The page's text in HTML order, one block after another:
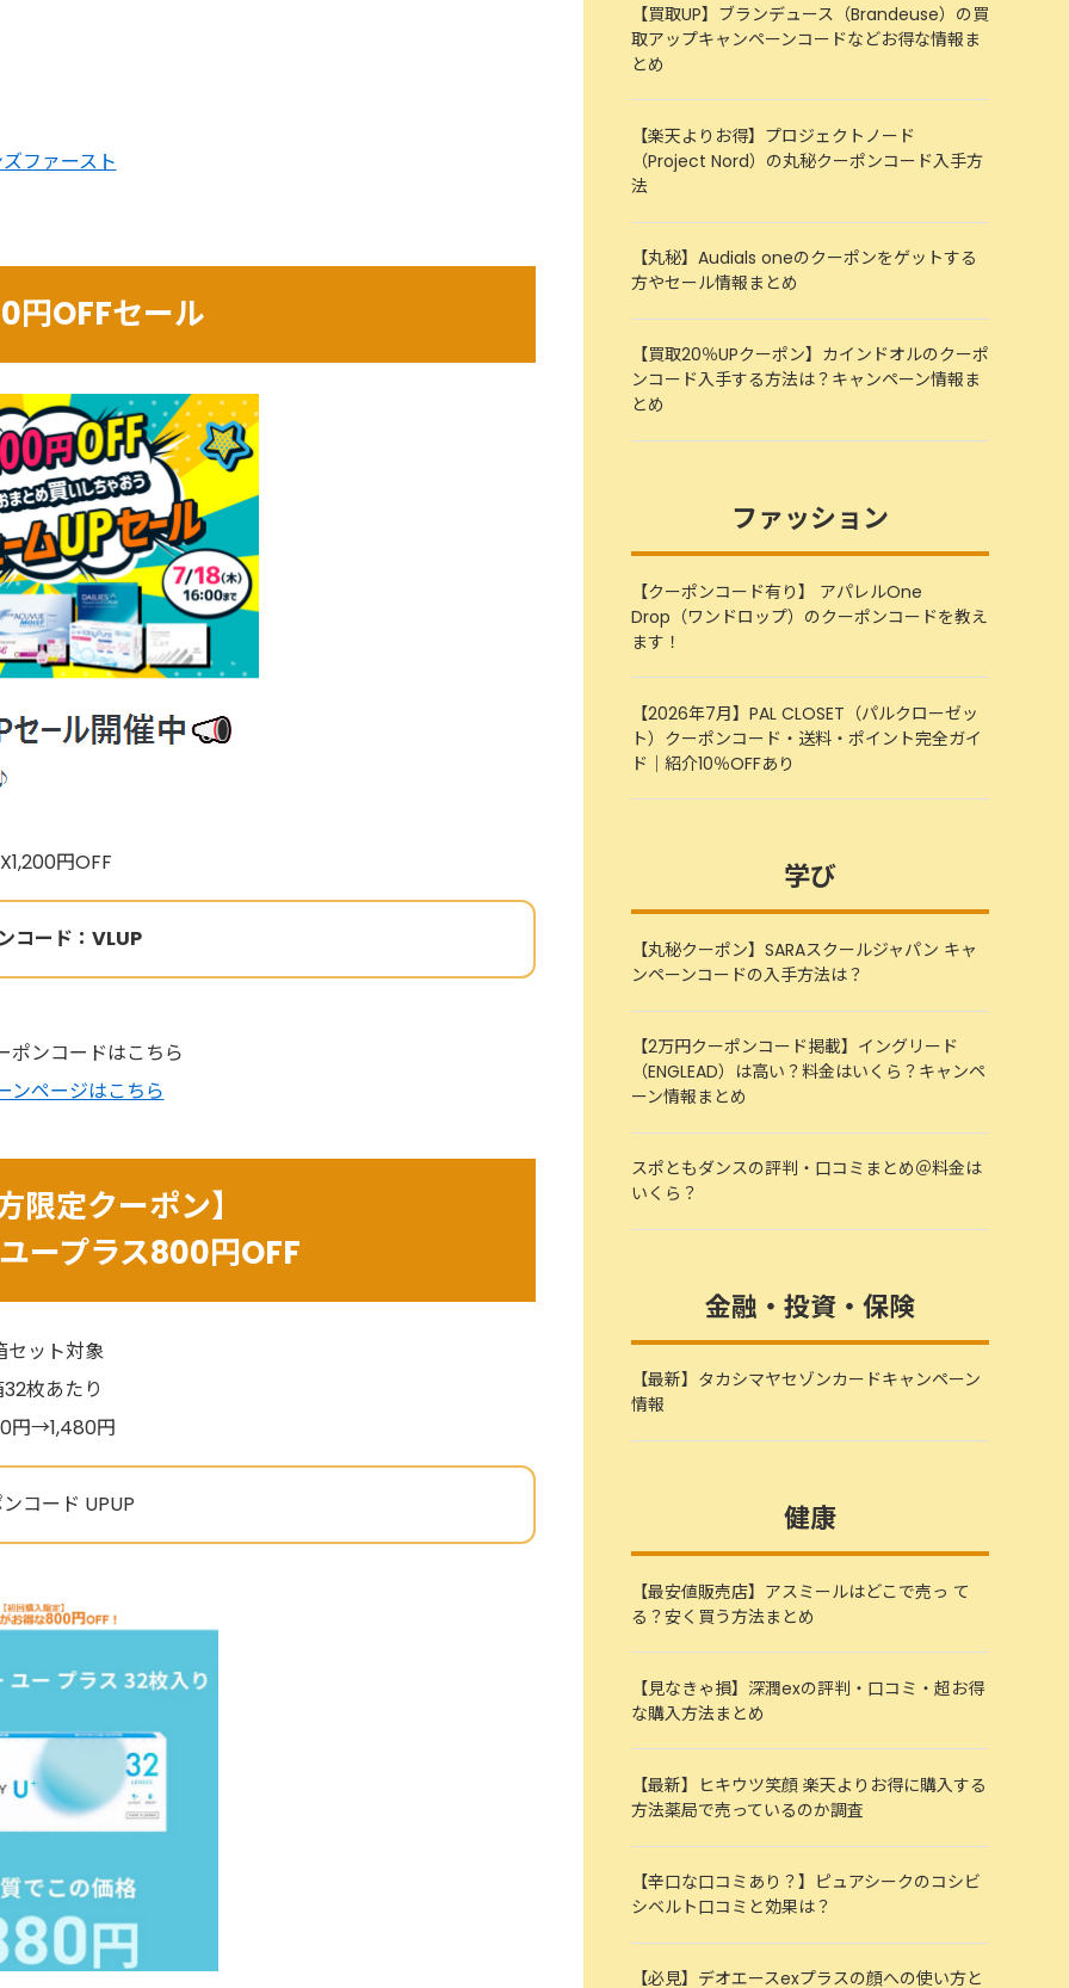
ファースト
円OFFセール
円OFF
コード：VLUP
ンコードはこちら
ンページはこちら
限定クーポン】
ープラス800円OFF
セット対象
32枚あたり
円→1,480円
コード UPUP
【買取UP】ブランデュース（Brandeuse）の買
取アップキャンペーンコードなどお得な情報ま
とめ
【楽天よりお得】プロジェクトノード
（Project Nord）の丸秘クーポンコード入手方
法
【丸秘】Audials oneのクーポンをゲットする
方やセール情報まとめ
【買取20％UPクーポン】カインドオルのクーポ
ンコード入手する方法は？キャンペーン情報ま
とめ
ファッション
【クーポンコード有り】 アパレルOne
Drop（ワンドロップ）のクーポンコードを教え
ます！
【2026年7月】PAL CLOSET（パルクローゼッ
ト）クーポンコード・送料・ポイント完全ガイ
ド｜紹介10％OFFあり
学び
【丸秘クーポン】SARAスクールジャパン キャ
ンペーンコードの入手方法は？
【2万円クーポンコード掲載】イングリード
（ENGLEAD）は高い？料金はいくら？キャンペ
ーン情報まとめ
スポともダンスの評判・口コミまとめ＠料金は
いくら？
金融・投資・保険
【最新】タカシマヤセゾンカードキャンペーン
情報
健康
【最安値販売店】アスミールはどこで売っ て
る？安く買う方法まとめ
【見なきゃ損】深潤exの評判・口コミ・超お得
な購入方法まとめ
【最新】ヒキウツ笑顔 楽天よりお得に購入する
方法薬局で売っているのか調査
【辛口な口コミあり？】ピュアシークのコシビ
シベルト口コミと効果は？
【必見】デオエースexプラスの顔への使い方と